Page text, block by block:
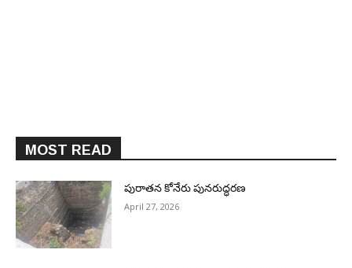
MOST READ
పురాత‌న కోనేరు పున‌రుద్ధ‌ర‌ణ
April 27, 2026